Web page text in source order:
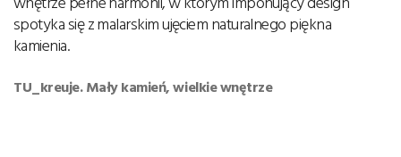
spotyka się z malarskim ujęciem naturalnego piękna
kamienia.
TU_kreuje. Mały kamień, wielkie wnętrze